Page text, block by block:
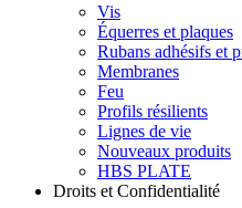
Vis
Équerres et plaques
Rubans adhésifs et
Membranes
Feu
Profils résilients
Lignes de vie
Nouveaux produits
HBS PLATE
Droits et Confidentialité